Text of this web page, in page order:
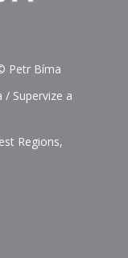
Petr Bíma
Supervize a
Regions,